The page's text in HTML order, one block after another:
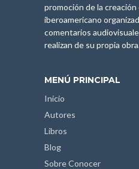
promoción de la creación
iberoamericano
comentarios
realizan de su propia
MENÚ PRINCIPAL
Inicio
Autores
Libros
Blog
Sobre Conocer